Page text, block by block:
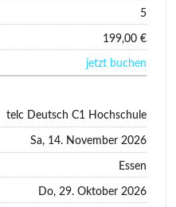
5
199,00 €
jetzt buchen
telc Deutsch C1 Hochschule
Sa, 14. November 2026
Essen
Do, 29. Oktober 2026